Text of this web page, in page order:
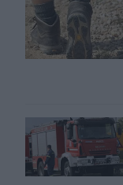
Συναγερμός
Άμεση κι